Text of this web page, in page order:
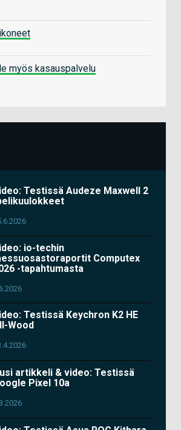
myös kasauspalvelu
Testissä Audeze Maxwell 2
io-techin
Computex
-tapahtumasta
Testissä Keychron K2 HE
Wood
artikkeli & video: Testissä
Pixel 10a